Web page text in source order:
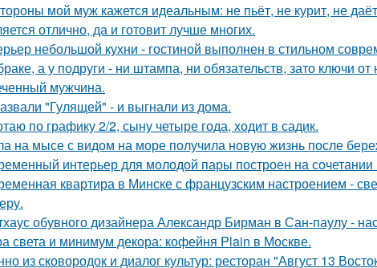
мой муж кажется идеальным: не пьёт, не курит, не
отлично, да и готовит лучше многих.
небольшой кухни - гостиной выполнен в стильном
а у подруги - ни штампа, ни обязательств, зато ключи
мужчина.
"Гулящей" - и выгнали из дома.
по графику 2/2, сыну четыре года, ходит в садик.
на мысе с видом на море получила новую жизнь после
интерьер для молодой пары построен на сочетании
квартира в Минске с французским настроением -
обувного дизайнера Александр Бирман в Сан-паулу -
света и минимум декора: кофейня Plain в Москве.
из сковородок и диалог культур: ресторан "Август 13